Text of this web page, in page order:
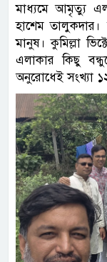
মাধ্যমে আমৃত্যু
হাশেম
মানুষ। কুমিল্লা
এলাকার কিছু
অনুরোধেই সংখ্যা